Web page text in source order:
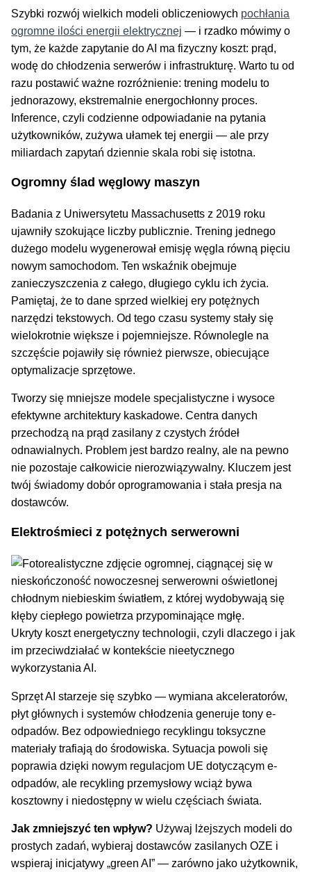
Szybki rozwój wielkich modeli obliczeniowych pochłania
ogromne ilości energii elektrycznej — i rzadko mówimy o
tym, że każde zapytanie do AI ma fizyczny koszt: prąd,
wodę do chłodzenia serwerów i infrastrukturę. Warto tu od
razu postawić ważne rozróżnienie: trening modelu to
jednorazowy, ekstremalnie energochłonny proces.
Inference, czyli codzienne odpowiadanie na pytania
użytkowników, zużywa ułamek tej energii — ale przy
miliardach zapytań dziennie skala robi się istotna.
Ogromny ślad węglowy maszyn
Badania z Uniwersytetu Massachusetts z 2019 roku
ujawniły szokujące liczby publicznie. Trening jednego
dużego modelu wygenerował emisję węgla równą pięciu
nowym samochodom. Ten wskaźnik obejmuje
zanieczyszczenia z całego, długiego cyklu ich życia.
Pamiętaj, że to dane sprzed wielkiej ery potężnych
narzędzi tekstowych. Od tego czasu systemy stały się
wielokrotnie większe i pojemniejsze. Równolegle na
szczęście pojawiły się również pierwsze, obiecujące
optymalizacje sprzętowe.
Tworzy się mniejsze modele specjalistyczne i wysoce
efektywne architektury kaskadowe. Centra danych
przechodzą na prąd zasilany z czystych źródeł
odnawialnych. Problem jest bardzo realny, ale na pewno
nie pozostaje całkowicie nierozwiązywalny. Kluczem jest
twój świadomy dobór oprogramowania i stała presja na
dostawców.
Elektrośmieci z potężnych serwerowni
Ukryty koszt energetyczny technologii, czyli dlaczego i jak
im przeciwdziałać w kontekście nieetycznego
wykorzystania AI.
Sprzęt AI starzeje się szybko — wymiana akceleratorów,
płyt głównych i systemów chłodzenia generuje tony e-
odpadów. Bez odpowiedniego recyklingu toksyczne
materiały trafiają do środowiska. Sytuacja powoli się
poprawia dzięki nowym regulacjom UE dotyczącym e-
odpadów, ale recykling przemysłowy wciąż bywa
kosztowny i niedostępny w wielu częściach świata.
Jak zmniejszyć ten wpływ? Używaj lżejszych modeli do
prostych zadań, wybieraj dostawców zasilanych OZE i
wspieraj inicjatywy „green AI” — zarówno jako użytkownik,